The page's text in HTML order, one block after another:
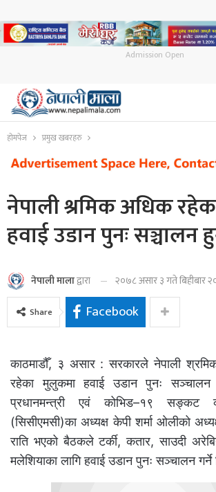
Admission Open
होमपेज प्रमुख खबरहरु
नेपाली श्रमिक अधिक
हवाई उडान पुनः सञ्चालन
नेपाली मालाद्वारा २०७८ असार ३ गते बिहीबार
Share Facebook
काठमाडौँ, ३ असार : सरकारले नेपाली
रहेका मुलुकमा हवाई उडान पुनः
प्रधानमन्त्री एवं कोभिड–१९ सङ्कट
(सिसीएमसी)का अध्यक्ष केपी शर्मा ओलीको
राति भएको बैठकले टर्की, कतार, साउदी
मलेशियाका लागि हवाई उडान पुनः सञ्चालन गर्ने